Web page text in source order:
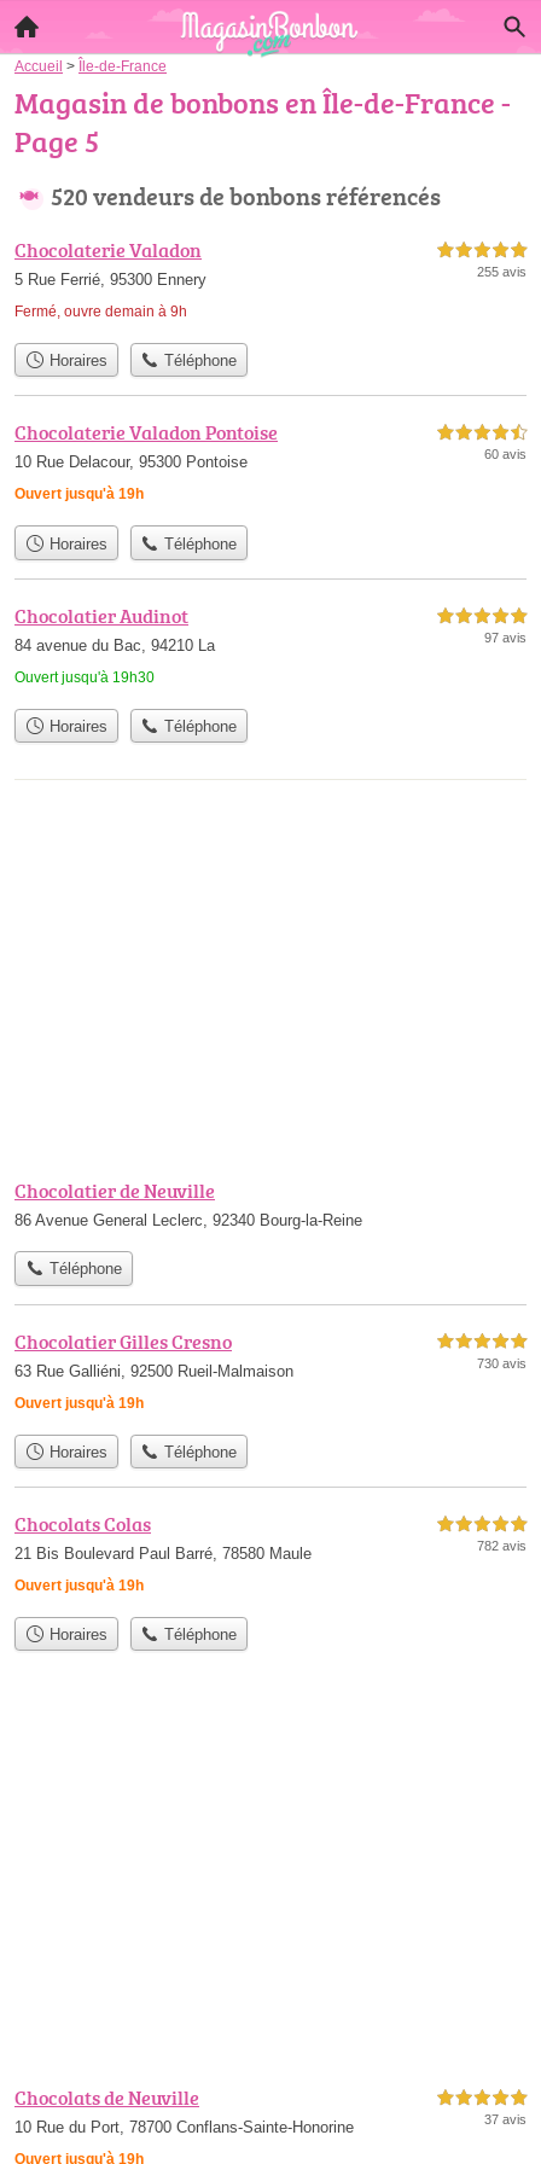
Accueil > Île-de-France
Magasin de bonbons en Île-de-France -
Page 5
520 vendeurs de bonbons référencés
Chocolaterie Valadon
5 Rue Ferrié, 95300 Ennery
Fermé, ouvre demain à 9h
5,0 étoiles sur 5
255 avis
Horaires Téléphone
Chocolaterie Valadon Pontoise
10 Rue Delacour, 95300 Pontoise
Ouvert jusqu'à 19h
4,5 étoiles sur 5
60 avis
Horaires Téléphone
Chocolatier Audinot
84 avenue du Bac, 94210 La
Ouvert jusqu'à 19h30
5,0 étoiles sur 5
97 avis
Horaires Téléphone
Chocolatier de Neuville
86 Avenue General Leclerc, 92340 Bourg-la-Reine
Téléphone
Chocolatier Gilles Cresno
63 Rue Galliéni, 92500 Rueil-Malmaison
Ouvert jusqu'à 19h
5,0 étoiles sur 5
730 avis
Horaires Téléphone
Chocolats Colas
21 Bis Boulevard Paul Barré, 78580 Maule
Ouvert jusqu'à 19h
5,0 étoiles sur 5
782 avis
Horaires Téléphone
Chocolats de Neuville
10 Rue du Port, 78700 Conflans-Sainte-Honorine
Ouvert jusqu'à 19h
5,0 étoiles sur 5
37 avis